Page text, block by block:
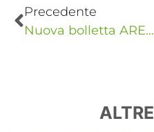
Precedente
Nuova bolletta ARERA 2025: cosa cambia per i reseller e come adeguarsi alla delibera 315/2024
ALTRE